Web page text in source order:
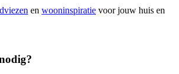
en wooninspiratie voor jouw huis en